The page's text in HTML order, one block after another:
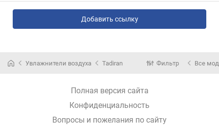
Добавить ссылку
Увлажнители воздуха Tadiran Фильтр Все
Полная версия сайта
Конфиденциальность
Вопросы и пожелания по сайту